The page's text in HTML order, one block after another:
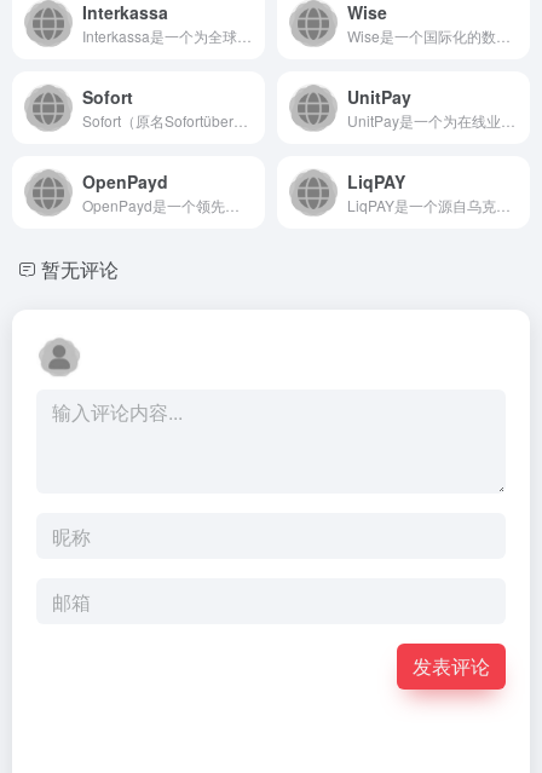
Interkassa Wise
Sofort UnitPay
OpenPayd LiqPAY
暂无评论
发表评论